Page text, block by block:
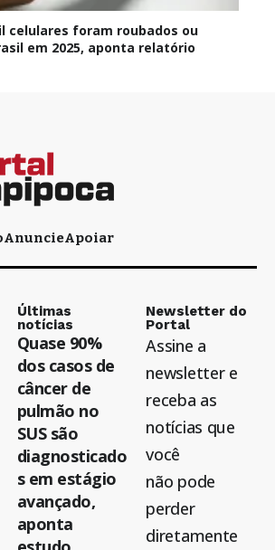
celulares foram roubados ou
em 2025, aponta relatório
AnuncieApoiar
Últimas
notícias
Quase 90%
dos casos de
câncer de
pulmão no
SUS são
diagnosticado
s em estágio
avançado,
aponta
Newsletter do
Portal
Assine a
newsletter e
receba as
notícias que
você
não pode
perder
diretamente